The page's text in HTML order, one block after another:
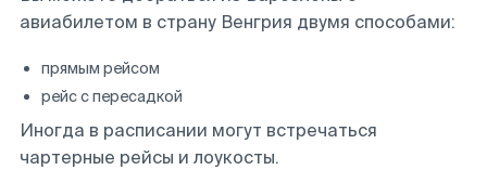
авиабилетом в страну Венгрия двумя способами:
прямым рейсом
рейс с пересадкой
Иногда в расписании могут встречаться
чартерные рейсы и лоукосты.